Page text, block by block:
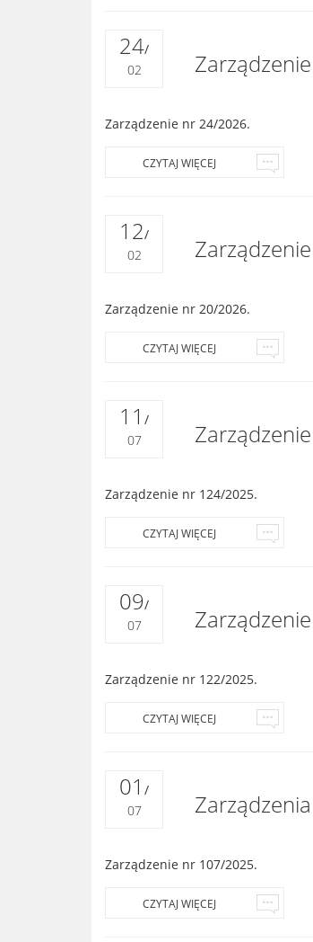
24/
02
Zarządzenie nr 24/2026.
CZYTAJ WIĘCEJ
12/
02
Zarządzenie nr 20/2026.
CZYTAJ WIĘCEJ
11 /
07
Zarządzenie nr 124/2025.
CZYTAJ WIĘCEJ
09/
07
Zarządzenie nr 122/2025.
CZYTAJ WIĘCEJ
01 /
07
Zarządzenie nr 107/2025.
CZYTAJ WIĘCEJ